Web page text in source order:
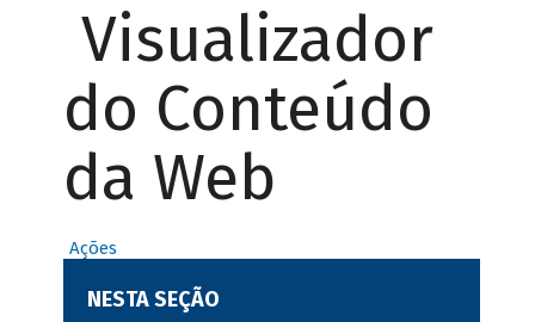
Visualizador
do Conteúdo
da Web
Ações
NESTA SEÇÃO